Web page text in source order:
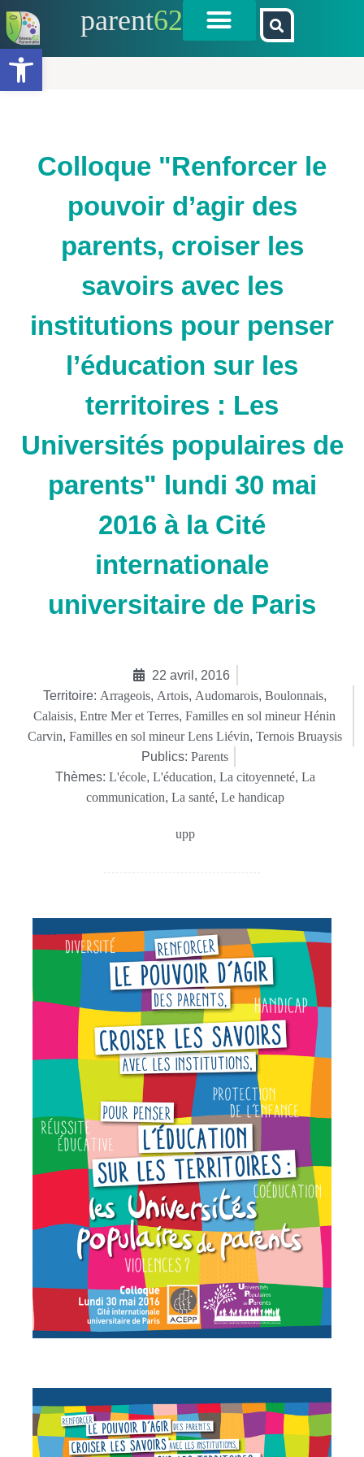
Ouvrir la barre d’outils
parent62
Colloque "Renforcer le
pouvoir d’agir des
parents, croiser les
savoirs avec les
institutions pour penser
l’éducation sur les
territoires : Les
Universités populaires de
parents" lundi 30 mai
2016 à la Cité
internationale
universitaire de Paris
22 avril, 2016
Territoire: Arrageois, Artois, Audomarois, Boulonnais,
Calaisis, Entre Mer et Terres, Familles en sol mineur Hénin
Carvin, Familles en sol mineur Lens Liévin, Ternois Bruaysis
Publics: Parents
Thèmes: L'école, L'éducation, La citoyenneté, La
communication, La santé, Le handicap
upp